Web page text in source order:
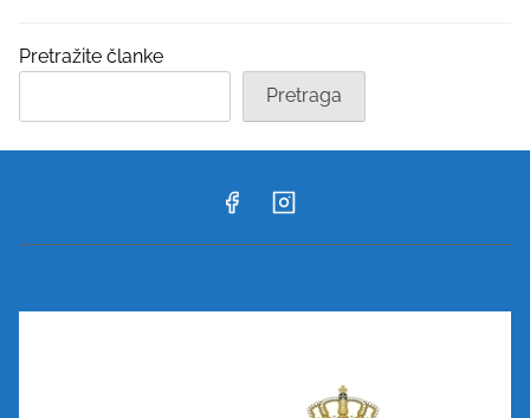
Pretražite članke
Pretraga